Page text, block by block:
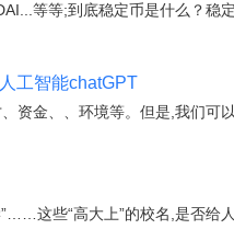
等等;到底稳定币是什么？稳
工智能chatGPT
资金、、环境等。但是,我们可
这些“高大上”的校名,是否给